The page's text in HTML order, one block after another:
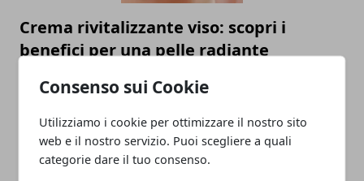
Consenso sui Cookie
Utilizziamo i cookie per ottimizzare il nostro sito
web e il nostro servizio. Puoi scegliere a quali
categorie dare il tuo consenso.
Crema rivitalizzante viso: scopri i
benefici per una pelle radiante
26/08/2023